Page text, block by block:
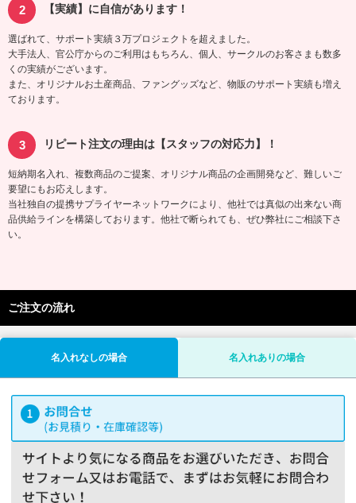
【実績】に自信があります！
選ばれて、サポート実績３万プロジェクトを超えました。
大手法人、官公庁からのご利用はもちろん、個人、サークルのお客さまも数多
くの実績がございます。
また、オリジナルお土産商品、ファングッズなど、物販のサポート実績も増え
ております。
リピート注文の理由は【スタッフの対応力】！
短納期名入れ、複数商品のご提案、オリジナル商品の企画開発など、難しいご
要望にもお応えします。
当社独自の提携サプライヤーネットワークにより、他社では真似の出来ない商
品供給ラインを構築しております。他社で断られても、ぜひ弊社にご相談下さ
い。
ご注文の流れ
名入れなしの場合 名入れありの場合